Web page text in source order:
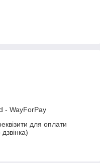
- WayForPay
для оплати